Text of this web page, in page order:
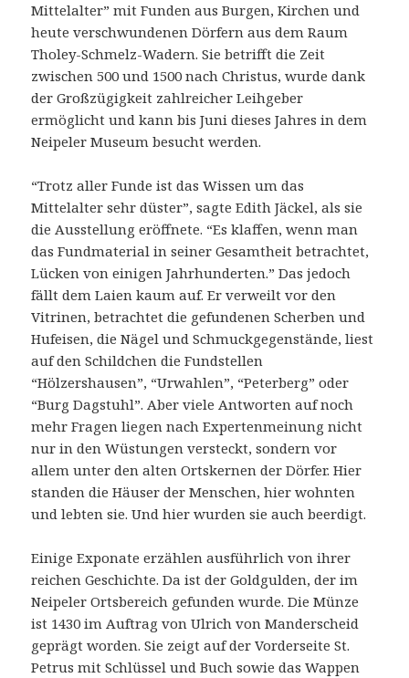
Mittelalter” mit Funden aus Burgen, Kirchen und
heute verschwundenen Dörfern aus dem Raum
Tholey-Schmelz-Wadern. Sie betrifft die Zeit
zwischen 500 und 1500 nach Christus, wurde dank
der Großzügigkeit zahlreicher Leihgeber
ermöglicht und kann bis Juni dieses Jahres in dem
Neipeler Museum besucht werden.
“Trotz aller Funde ist das Wissen um das
Mittelalter sehr düster”, sagte Edith Jäckel, als sie
die Ausstellung eröffnete. “Es klaffen, wenn man
das Fundmaterial in seiner Gesamtheit betrachtet,
Lücken von einigen Jahrhunderten.” Das jedoch
fällt dem Laien kaum auf. Er verweilt vor den
Vitrinen, betrachtet die gefundenen Scherben und
Hufeisen, die Nägel und Schmuckgegenstände, liest
auf den Schildchen die Fundstellen
“Hölzershausen”, “Urwahlen”, “Peterberg” oder
“Burg Dagstuhl”. Aber viele Antworten auf noch
mehr Fragen liegen nach Expertenmeinung nicht
nur in den Wüstungen versteckt, sondern vor
allem unter den alten Ortskernen der Dörfer. Hier
standen die Häuser der Menschen, hier wohnten
und lebten sie. Und hier wurden sie auch beerdigt.
Einige Exponate erzählen ausführlich von ihrer
reichen Geschichte. Da ist der Goldgulden, der im
Neipeler Ortsbereich gefunden wurde. Die Münze
ist 1430 im Auftrag von Ulrich von Manderscheid
geprägt worden. Sie zeigt auf der Vorderseite St.
Petrus mit Schlüssel und Buch sowie das Wappen